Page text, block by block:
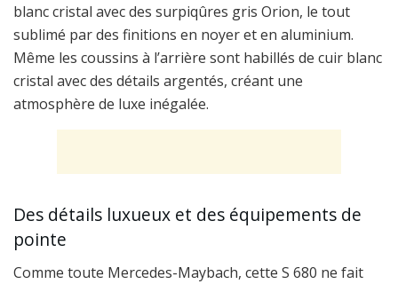
blanc cristal avec des surpiqûres gris Orion, le tout
sublimé par des finitions en noyer et en aluminium.
Même les coussins à l’arrière sont habillés de cuir blanc
cristal avec des détails argentés, créant une
atmosphère de luxe inégalée.
Des détails luxueux et des équipements de
pointe
Comme toute Mercedes-Maybach, cette S 680 ne fait